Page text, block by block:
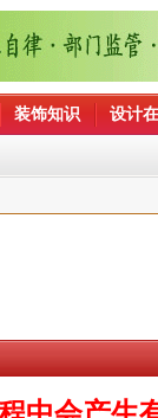
装饰知识 设计